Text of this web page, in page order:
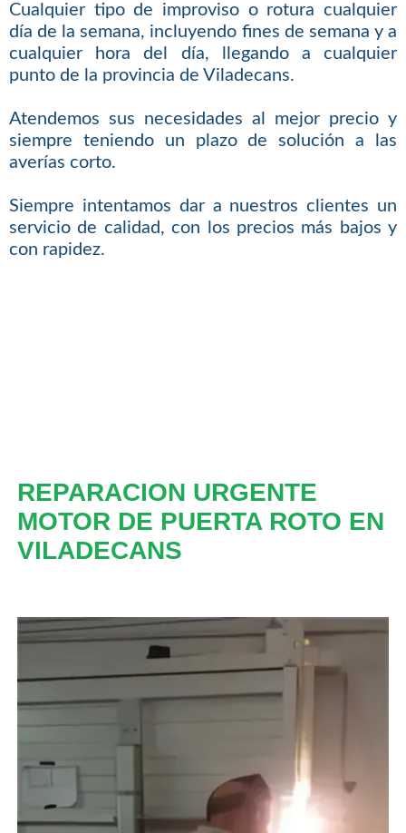
Cualquier tipo de improviso o rotura cualquier
día de la semana, incluyendo fines de semana y a
cualquier hora del día, llegando a cualquier
punto de la provincia de Viladecans.
Atendemos sus necesidades al mejor precio y
siempre teniendo un plazo de solución a las
averías corto.
Siempre intentamos dar a nuestros clientes un
servicio de calidad, con los precios más bajos y
con rapidez.
REPARACION URGENTE
MOTOR DE PUERTA ROTO EN
VILADECANS